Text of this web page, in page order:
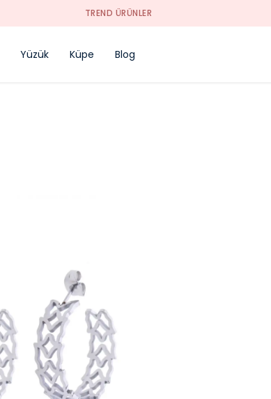
TREND ÜRÜNLER
Yüzük Küpe Blog